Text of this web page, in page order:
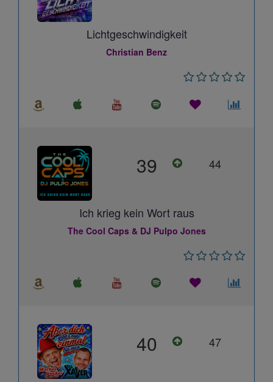
Lichtgeschwindigkeit
Christian Benz
39 44
Ich krieg kein Wort raus
The Cool Caps & DJ Pulpo Jones
40 47